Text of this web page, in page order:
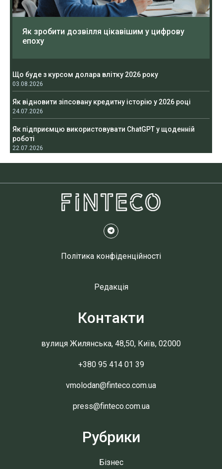
Як зробити дозвілля цікавішим у цифрову
епоху
Що буде з курсом долара влітку 2026 року
03.08.2026
Як відновити зіпсовану кредитну історію у 2026 році
24.07.2026
Як підприємцю використовувати ChatGPT у щоденній
роботі
22.07.2026
Політика конфіденційності
Редакція
Контакти
вулиця Жилянська, 48,50, Київ, 02000
+380 95 414 01 39
vmolodan@finteco.com.ua
press@finteco.com.ua
Рубрики
Бізнес